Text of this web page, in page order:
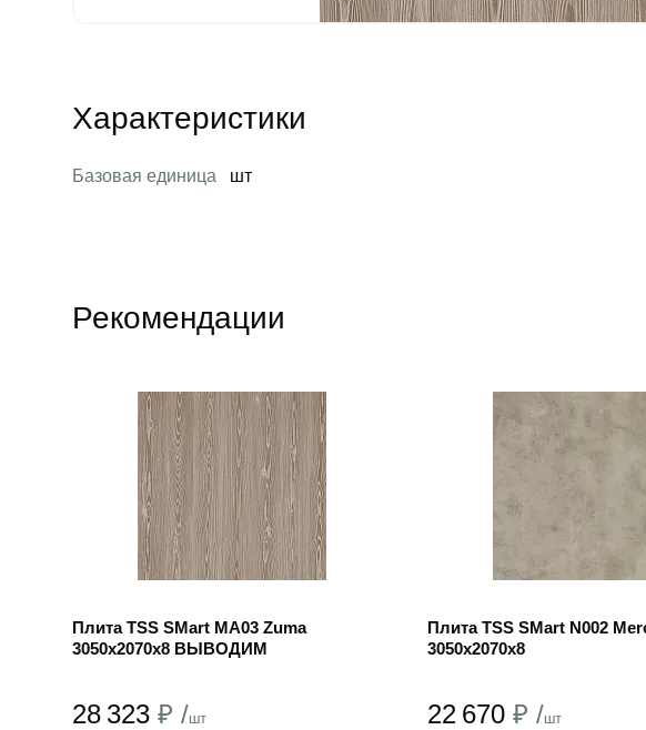
Характеристики
Базовая единица шт
Рекомендации
Плита TSS SMart MA03 Zuma
3050x2070x8 ВЫВОДИМ
28 323 ₽ /шт
Плита TSS SMart N002
3050x2070x8
22 670 ₽ /шт